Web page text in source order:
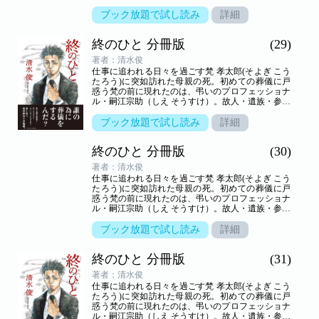
世界を新鋭が描き出す--命の終わりのヒューマンド
ラマ。
ブック放題で試し読み 詳細
終のひと 分冊版 (29)
著者：清水俊
仕事に追われる日々を過ごす梵 孝太郎(そよぎ こう
たろう)に突如訪れた母親の死。初めての葬儀に戸
惑う梵の前に現れたのは、弔いのプロフェッショナ
ル・嗣江宗助（しえ そうすけ）。故人・遺族・参列
世界を新鋭が描き出す--命の終わりのヒューマンド
ラマ。
ブック放題で試し読み 詳細
終のひと 分冊版 (30)
著者：清水俊
仕事に追われる日々を過ごす梵 孝太郎(そよぎ こう
たろう)に突如訪れた母親の死。初めての葬儀に戸
惑う梵の前に現れたのは、弔いのプロフェッショナ
ル・嗣江宗助（しえ そうすけ）。故人・遺族・参列
世界を新鋭が描き出す――命の終わりのヒューマン
ドラマ。
ブック放題で試し読み 詳細
終のひと 分冊版 (31)
著者：清水俊
仕事に追われる日々を過ごす梵 孝太郎(そよぎ こう
たろう)に突如訪れた母親の死。初めての葬儀に戸
惑う梵の前に現れたのは、弔いのプロフェッショナ
ル・嗣江宗助（しえ そうすけ）。故人・遺族・参列